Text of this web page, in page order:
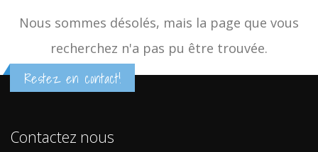
Nous sommes désolés, mais la page que vous
recherchez n'a pas pu être trouvée.
Restez en contact!
Contactez nous